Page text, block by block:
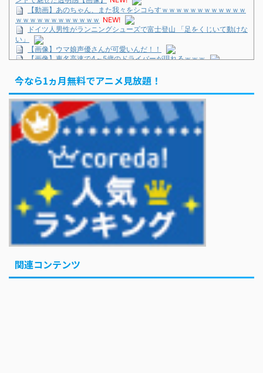
【動画】あのちゃん、また我々をシコらすｗｗｗｗｗｗｗｗｗｗｗｗ
ｗｗｗｗｗｗｗｗｗｗｗｗ NEW!
ドイツ人男性がランニングシューズで富士登山 「足をくじいて動けな
い」
【画像】ウマ娘声優さんが可愛いんだ！！
【画像】東名高速で4～5歳のドライバーが現れるｗｗｗ
ドイツ人男性がランニングシューズで富士登山 「足をくじいて動けな
い」
巨人・坂本勇人が「1億円申告漏れ」 税務当局が指摘するも修正に応
じず
KOBAMETALが語る、ベビメタ主催フェスの見どころ
巨人・坂本勇人が「1億円申告漏れ」 税務当局が指摘するも修正に応
じず
「イケオジって言葉よくなくない？」 KAT-TUN上田竜也の問題提起
で議論に...「オジ」はいいのに「オバ」はNG？
巨人・坂本勇人が「1億円申告漏れ」 税務当局が指摘するも修正に応
Powered by livedoor 相互RSS
今なら1ヵ月無料でアニメ見放題！
関連コンテンツ